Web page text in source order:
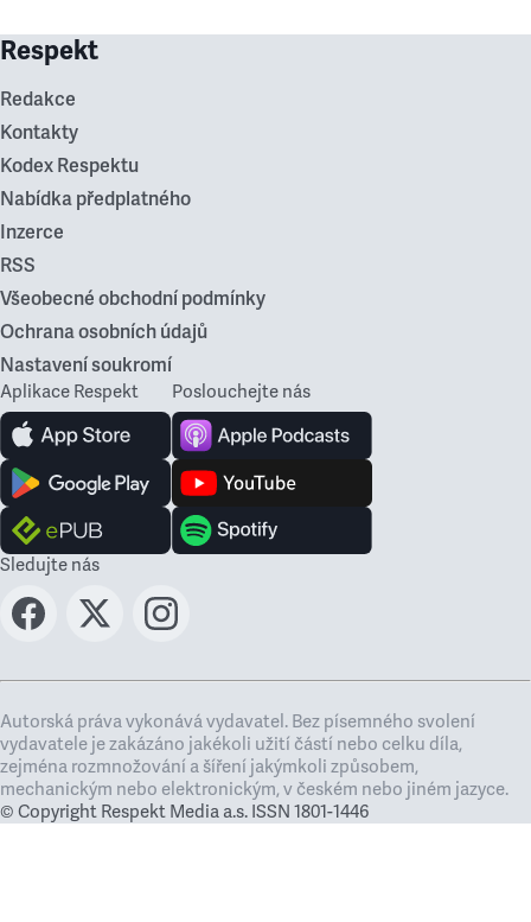
Respekt
Redakce
Kontakty
Kodex Respektu
Nabídka předplatného
Inzerce
RSS
Všeobecné obchodní podmínky
Ochrana osobních údajů
Nastavení soukromí
Aplikace Respekt Poslouchejte nás
Sledujte nás
Autorská práva vykonává vydavatel. Bez písemného svolení
vydavatele je zakázáno jakékoli užití částí nebo celku díla,
zejména rozmnožování a šíření jakýmkoli způsobem,
mechanickým nebo elektronickým, v českém nebo jiném jazyce.
© Copyright Respekt Media a.s. ISSN 1801-1446